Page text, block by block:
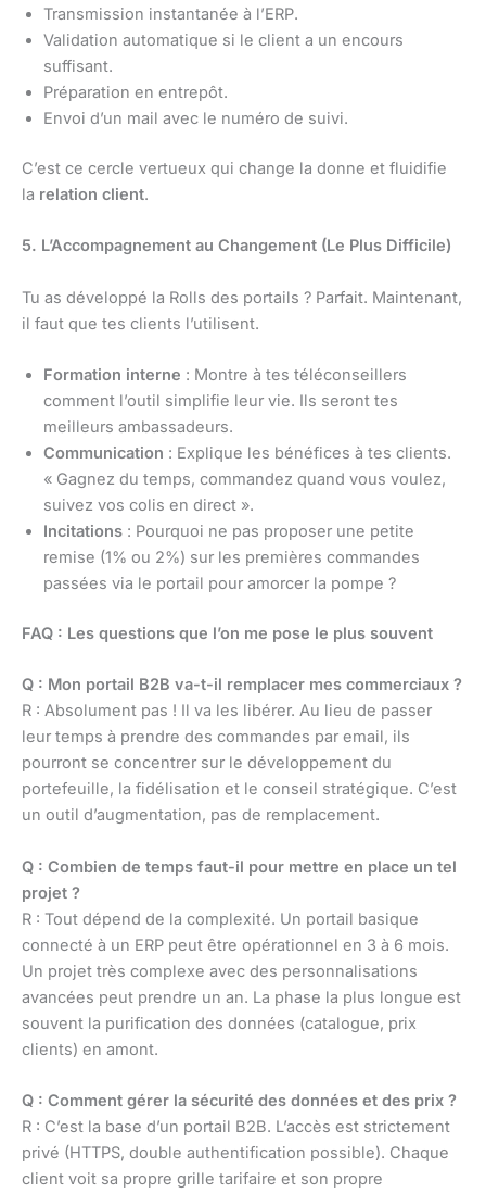
Transmission instantanée à l’ERP.
Validation automatique si le client a un encours
suffisant.
Préparation en entrepôt.
Envoi d’un mail avec le numéro de suivi.
C’est ce cercle vertueux qui change la donne et fluidifie
la relation client.
5. L’Accompagnement au Changement (Le Plus Difficile)
Tu as développé la Rolls des portails ? Parfait. Maintenant,
il faut que tes clients l’utilisent.
Formation interne : Montre à tes téléconseillers
comment l’outil simplifie leur vie. Ils seront tes
meilleurs ambassadeurs.
Communication : Explique les bénéfices à tes clients.
« Gagnez du temps, commandez quand vous voulez,
suivez vos colis en direct ».
Incitations : Pourquoi ne pas proposer une petite
remise (1% ou 2%) sur les premières commandes
passées via le portail pour amorcer la pompe ?
FAQ : Les questions que l’on me pose le plus souvent
Q : Mon portail B2B va-t-il remplacer mes commerciaux ?
R : Absolument pas ! Il va les libérer. Au lieu de passer
leur temps à prendre des commandes par email, ils
pourront se concentrer sur le développement du
portefeuille, la fidélisation et le conseil stratégique. C’est
un outil d’augmentation, pas de remplacement.
Q : Combien de temps faut-il pour mettre en place un tel
projet ?
R : Tout dépend de la complexité. Un portail basique
connecté à un ERP peut être opérationnel en 3 à 6 mois.
Un projet très complexe avec des personnalisations
avancées peut prendre un an. La phase la plus longue est
souvent la purification des données (catalogue, prix
clients) en amont.
Q : Comment gérer la sécurité des données et des prix ?
R : C’est la base d’un portail B2B. L’accès est strictement
privé (HTTPS, double authentification possible). Chaque
client voit sa propre grille tarifaire et son propre